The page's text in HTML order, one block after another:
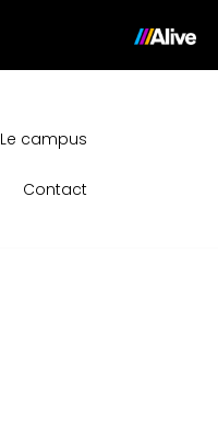
Le campus
Contact